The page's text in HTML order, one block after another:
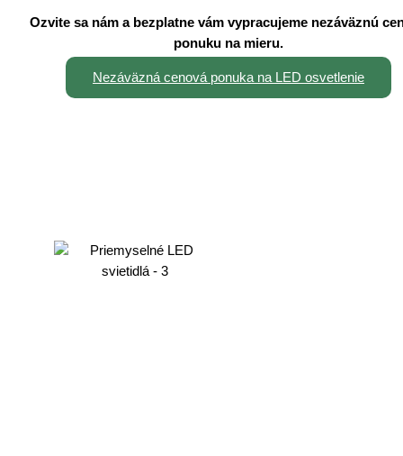
Ozvite sa nám a bezplatne vám vypracujeme nezáväznú
ponuku na mieru.
Nezáväzná cenová ponuka na LED osvetlenie